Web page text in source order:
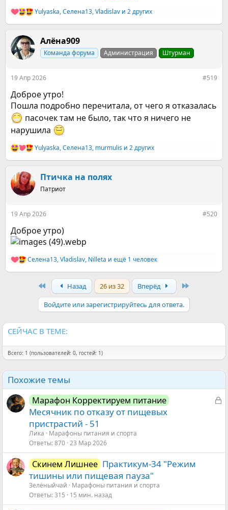
Р
е
к
ц
и
Yulyaska,Селена13,Vladislav и 2 других
Алёна909
Команда форума Администрация Штурман
19 Апр 2026 #519
Доброе утро!
Пошла подробно перечитала, от чего я отказалась
пасочек там не было, так что я ничего не
нарушила
Р
е
к
ц
и
Yulyaska,Селена13, murmulis и 2 других
Птичка на полях
Патриот
19 Апр 2026 #520
Доброе утро)
Р
е
Селена13,Vladislav, Nilleta и ещё 1 человек
Назад 26 из 32 Вперёд
Войдите или зарегистрируйтесь для ответа.
СЕЙЧАС В ТЕМЕ:
Всего: 1 (пользователей: 0, гостей: 1)
Похожие темы
З
т
Марафон Корректируем питание
Месячник по отказу от пищевых
пристрастий - 51
Ликa
Марафоны питания и спорта
Ответы 870 23 Мар 2026
Скинем Лишнее Практикум-34 "Режим
тишины или пищевая пауза"
Зелёныйчай
Марафоны питания и спорта
Ответы 315 15 мин. назад